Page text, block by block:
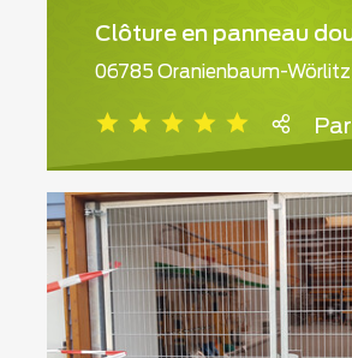
Clôture en panneau
06785 Oranienbaum-Wörlitz